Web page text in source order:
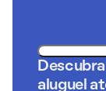
aluguel